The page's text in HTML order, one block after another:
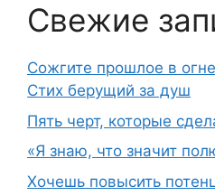
Свежие
Сожгите прошлое в
Стих берущий за душ
Пять черт, которые
«Я знаю, что значит
Хочешь повысить